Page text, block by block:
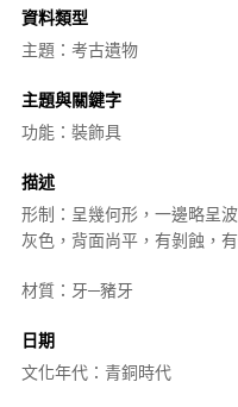
資料類型
主題：考古遺物
主題與關鍵字
功能：裝飾具
描述
形制：呈幾何形，一邊略呈
灰色，背面尚平，有剝蝕，
材質：牙─豬牙
日期
文化年代：青銅時代